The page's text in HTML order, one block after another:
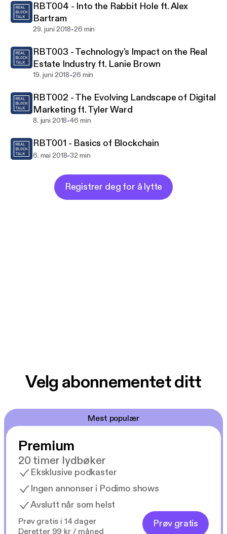
RBT004 - Into the Rabbit Hole ft. Alex
Bartram
29. juni 2018-26 min
RBT003 - Technology's Impact on the Real
Estate Industry ft. Lanie Brown
19. juni 2018-26 min
RBT002 - The Evolving Landscape of Digital
Marketing ft. Tyler Ward
8. juni 2018-46 min
RBT001 - Basics of Blockchain
6. mai 2018-32 min
Registrer deg for å lytte
Velg abonnementet ditt
Mest populær
Premium
20 timer lydbøker
Eksklusive podkaster
Ingen annonser i Podimo shows
Avslutt når som helst
Prøv gratis i 14 dager
Deretter 99 kr / måned
Prøv gratis